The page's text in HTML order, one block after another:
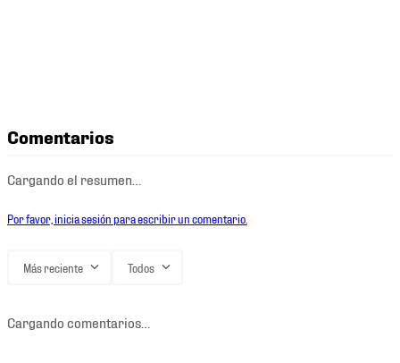
Comentarios
Cargando el resumen…
Por favor, inicia sesión para escribir un comentario.
Más reciente Todos
Cargando comentarios…